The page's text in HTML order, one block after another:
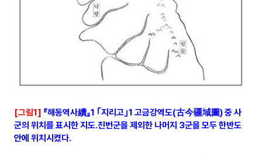
[그림1] 『해동역사續』1 ｢지리고｣1 고금강역도(古今疆域圖) 중 사
군의 위치를 표시한 지도.진번군을 제외한 나머지 3군을 모두 한반도
안에 위치시켰다.